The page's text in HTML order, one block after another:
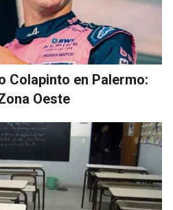
Colapinto en Palermo:
Oeste